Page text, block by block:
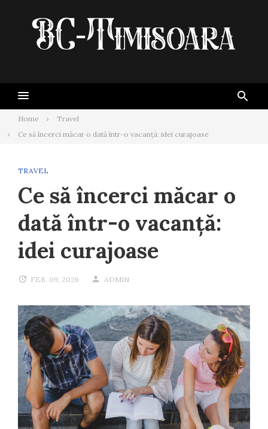
Home
Travel
Ce să încerci măcar o dată într-o vacanță: idei curajoase
TRAVEL
Ce să încerci măcar o
dată într-o vacanță:
idei curajoase
FEB. 09, 2026 ADMIN